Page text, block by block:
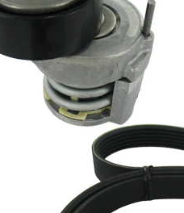
6
Revisar/sustituir
poleas libres del
alternador
No existen
Propylen-Dien-